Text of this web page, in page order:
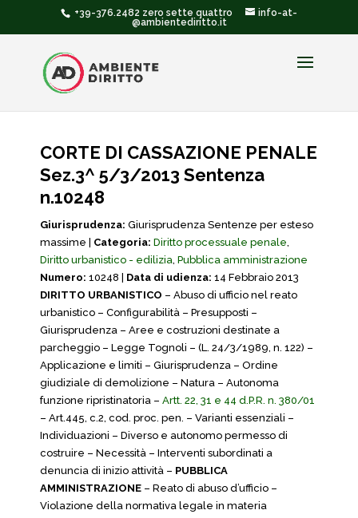
+39-376.2482 zero sette quattro
info-at-
@ambientediritto.it
CORTE DI CASSAZIONE PENALE
Sez.3^ 5/3/2013 Sentenza
n.10248
Giurisprudenza: Giurisprudenza Sentenze per esteso
massime | Categoria: Diritto processuale penale,
Diritto urbanistico - edilizia, Pubblica amministrazione
Numero: 10248 | Data di udienza: 14 Febbraio 2013
DIRITTO URBANISTICO – Abuso di ufficio nel reato
urbanistico – Configurabilità – Presupposti –
Giurisprudenza – Aree e costruzioni destinate a
parcheggio – Legge Tognoli – (L. 24/3/1989, n. 122) –
Applicazione e limiti – Giurisprudenza – Ordine
giudiziale di demolizione – Natura – Autonoma
funzione ripristinatoria – Artt. 22, 31 e 44 d.P.R. n. 380/01
– Art.445, c.2, cod. proc. pen. – Varianti essenziali –
Individuazioni – Diverso e autonomo permesso di
costruire – Necessità – Interventi subordinati a
denuncia di inizio attività – PUBBLICA
AMMINISTRAZIONE – Reato di abuso d’ufficio –
Violazione della normativa legale in materia